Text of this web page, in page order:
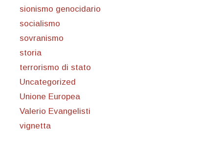
sionismo genocidario
socialismo
sovranismo
storia
terrorismo di stato
Uncategorized
Unione Europea
Valerio Evangelisti
vignetta